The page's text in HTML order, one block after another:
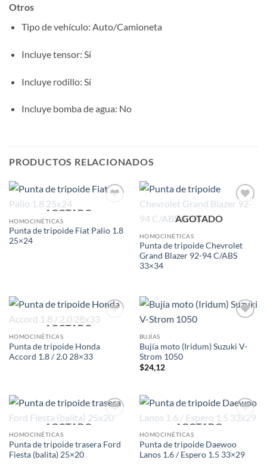
Otros
Tipo de vehículo: Auto/Camioneta
Incluye tensor: Sí
Incluye rodillo: Sí
Incluye bomba de agua: No
PRODUCTOS RELACIONADOS
AGOTADO
HOMOCINÉTICAS
Punta de tripoide Fiat Palio 1.8
25×24
AGOTADO
HOMOCINÉTICAS
Punta de tripoide Chevrolet
Grand Blazer 92-94 C/ABS
33×34
AGOTADO
HOMOCINÉTICAS
Punta de tripoide Honda
Accord 1.8 / 2.0 28×33
BUJÍAS
Bujía moto (Iridum) Suzuki V-
Strom 1050
$24,12
AGOTADO
HOMOCINÉTICAS
Punta de tripoide trasera Ford
Fiesta (balita) 25×20
AGOTADO
HOMOCINÉTICAS
Punta de tripoide Daewoo
Lanos 1.6 / Espero 1.5 33×29